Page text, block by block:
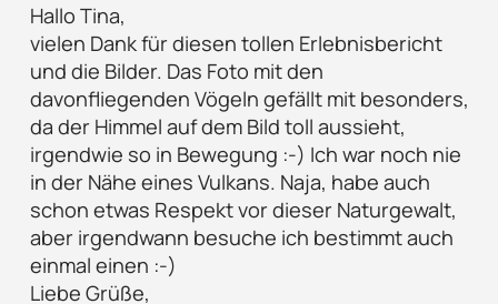
Hallo Tina,
vielen Dank für diesen tollen Erlebnisbericht
und die Bilder. Das Foto mit den
davonfliegenden Vögeln gefällt mit besonders,
da der Himmel auf dem Bild toll aussieht,
irgendwie so in Bewegung :-) Ich war noch nie
in der Nähe eines Vulkans. Naja, habe auch
schon etwas Respekt vor dieser Naturgewalt,
aber irgendwann besuche ich bestimmt auch
einmal einen :-)
Liebe Grüße,